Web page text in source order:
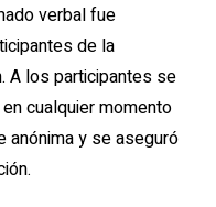
verbal fue
de la
A los participantes se
cualquier momento
anónima y se aseguró